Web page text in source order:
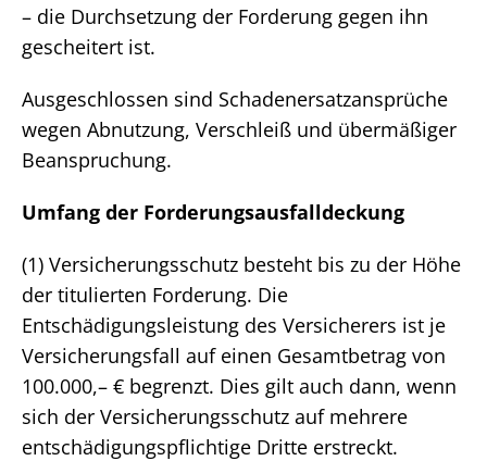
– die Durchsetzung der Forderung gegen ihn
gescheitert ist.
Ausgeschlossen sind Schadenersatzansprüche
wegen Abnutzung, Verschleiß und übermäßiger
Beanspruchung.
Umfang der Forderungsausfalldeckung
(1) Versicherungsschutz besteht bis zu der Höhe
der titulierten Forderung. Die
Entschädigungsleistung des Versicherers ist je
Versicherungsfall auf einen Gesamtbetrag von
100.000,– € begrenzt. Dies gilt auch dann, wenn
sich der Versicherungsschutz auf mehrere
entschädigungspflichtige Dritte erstreckt.